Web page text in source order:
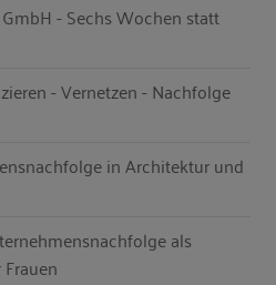
- Sechs Wochen statt
- Vernetzen - Nachfolge
in Architektur und
als